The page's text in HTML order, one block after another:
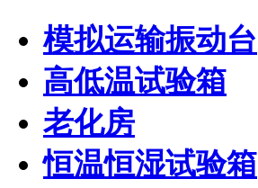
模拟运输振动台
高低温试验箱
老化房
恒温恒湿试验箱